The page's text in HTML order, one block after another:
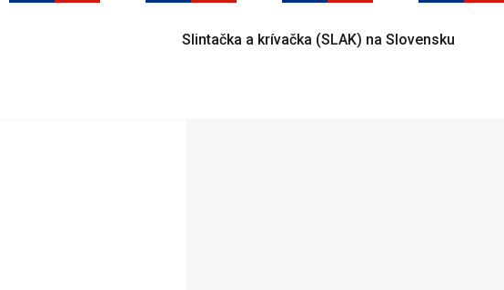
Slintačka a krívačka (SLAK) na Slovensku